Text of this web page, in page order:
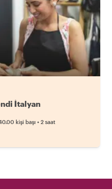
İtalyan
kişi başı • 2 saat